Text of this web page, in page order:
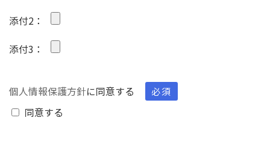
添付2：
添付3：
個人情報保護方針に同意する 必須
同意する